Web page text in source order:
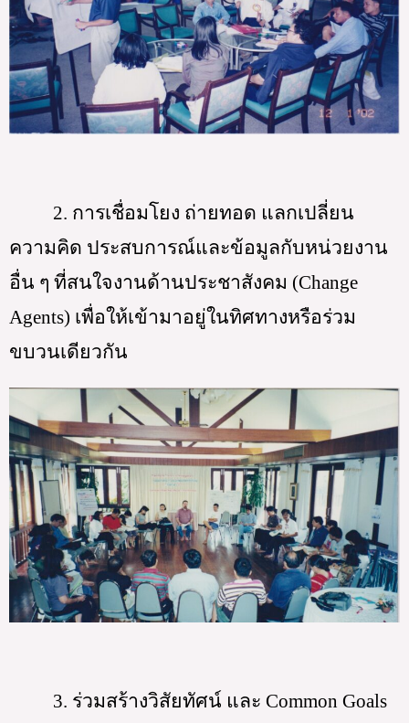
2. การเชื่อมโยง ถ่ายทอด แลกเปลี่ยน
ความคิด ประสบการณ์และข้อมูลกับหน่วยงาน
อื่น ๆ ที่สนใจงานด้านประชาสังคม (Change
Agents) เพื่อให้เข้ามาอยู่ในทิศทางหรือร่วม
ขบวนเดียวกัน
3. ร่วมสร้างวิสัยทัศน์ และ Common Goals